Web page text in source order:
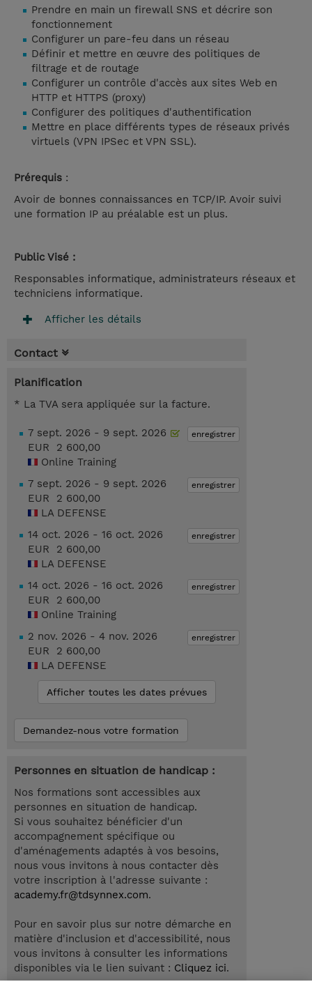
Prendre en main un firewall SNS et décrire son
fonctionnement
Configurer un pare-feu dans un réseau
Définir et mettre en œuvre des politiques de
filtrage et de routage
Configurer un contrôle d'accès aux sites Web en
HTTP et HTTPS (proxy)
Configurer des politiques d'authentification
Mettre en place différents types de réseaux privés
virtuels (VPN IPSec et VPN SSL).
Prérequis :
Avoir de bonnes connaissances en TCP/IP. Avoir suivi
une formation IP au préalable est un plus.
Public Visé :
Responsables informatique, administrateurs réseaux et
techniciens informatique.
Afficher les détails
Contact
Planification
* La TVA sera appliquée sur la facture.
enregistrer
7 sept. 2026 - 9 sept. 2026
EUR 2 600,00
Online Training
enregistrer
7 sept. 2026 - 9 sept. 2026
EUR 2 600,00
LA DEFENSE
enregistrer
14 oct. 2026 - 16 oct. 2026
EUR 2 600,00
LA DEFENSE
enregistrer
14 oct. 2026 - 16 oct. 2026
EUR 2 600,00
Online Training
enregistrer
2 nov. 2026 - 4 nov. 2026
EUR 2 600,00
LA DEFENSE
Afficher toutes les dates prévues
Demandez-nous votre formation
Personnes en situation de handicap :
Nos formations sont accessibles aux
personnes en situation de handicap.
Si vous souhaitez bénéficier d'un
accompagnement spécifique ou
d'aménagements adaptés à vos besoins,
nous vous invitons à nous contacter dès
votre inscription à l'adresse suivante :
academy.fr@tdsynnex.com.
Pour en savoir plus sur notre démarche en
matière d'inclusion et d'accessibilité, nous
vous invitons à consulter les informations
disponibles via le lien suivant : Cliquez ici.